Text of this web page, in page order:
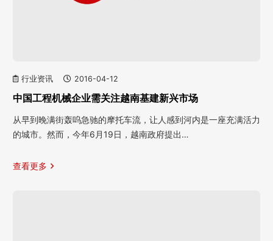
行业资讯 2016-04-12
中国工程机械企业需关注越南基建新兴市场
从早到晚满街轰呜急驰的摩托车流，让人感到河内是一座充满活力
的城市。然而，今年6月19日，越南政府提出…
查看更多